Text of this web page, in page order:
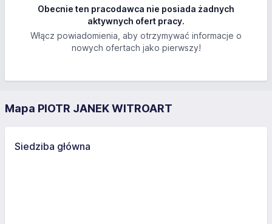
Obecnie ten pracodawca nie posiada żadnych
aktywnych ofert pracy.
Włącz powiadomienia, aby otrzymywać informacje o
nowych ofertach jako pierwszy!
Mapa PIOTR JANEK WITROART
Siedziba główna